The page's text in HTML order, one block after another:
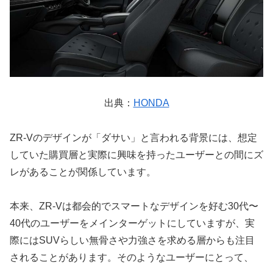
出典： HONDA
ZR-Vのデザインが「ダサい」と言われる背景には、想定
していた購買層と実際に興味を持ったユーザーとの間にズ
レがあることが関係しています。
本来、ZR-Vは都会的でスマートなデザインを好む30代〜
40代のユーザーをメインターゲットにしていますが、実
際にはSUVらしい無骨さや力強さを求める層からも注目
されることがあります。そのようなユーザーにとって、